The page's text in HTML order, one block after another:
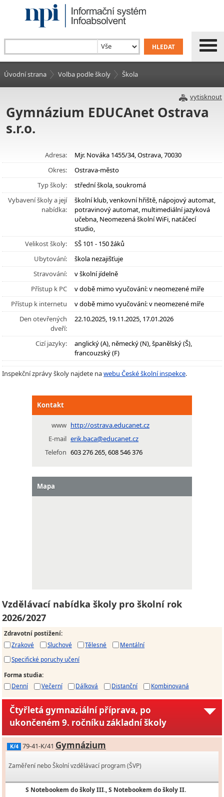
Úvodní strana Volba podle školy Škola
vytisknout
Gymnázium EDUCAnet Ostrava
s.r.o.
Adresa:
Mjr. Nováka 1455/34, Ostrava, 70030
Okres:
Ostrava-město
Typ školy:
střední škola, soukromá
Vybavení školy a její
nabídka:
školní klub, venkovní hřiště, nápojový automat,
potravinový automat, multimediální jazyková
učebna, Neomezená školní WiFi, natáčecí
studio,
Velikost školy:
SŠ 101 - 150 žáků
Ubytování:
škola nezajišťuje
Stravování:
v školní jídelně
Přístup k PC
v době mimo vyučování: v neomezené míře
Přístup k internetu
v době mimo vyučování: v neomezené míře
Den otevřených
dveří:
22.10.2025, 19.11.2025, 17.01.2026
Cizí jazyky:
anglický (A), německý (N), španělský (Š),
francouzský (F)
Inspekční zprávy školy najdete nawebu České školní inspekce.
Kontakt
www http://ostrava.educanet.cz
E-mail erik.baca@educanet.cz
Telefon 603 276 265, 608 546 376
Mapa
Vzdělávací nabídka školy pro školní rok
2026/2027
Zdravotní postižení:
Zrakové
Sluchové Tělesné
Mentální
Specifické poruchy učení
Forma studia:
Denní
Večerní Dálková Distanční Kombinovaná
Čtyřletá gymnaziální příprava, po
ukončeném 9. ročníku základní školy
K/4 79-41-K/41 Gymnázium
Zaměření nebo Školní vzdělávací program (ŠVP)
S Notebookem do školy III., S Notebookem do školy II.